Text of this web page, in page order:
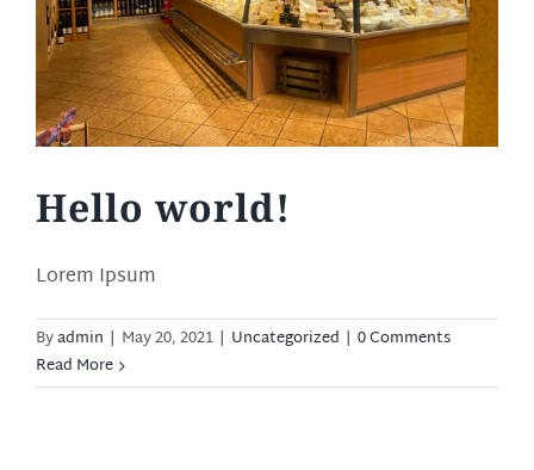
Hello world!
Lorem Ipsum
Byadmin | May 20, 2021 | Uncategorized | 0 Comments
Read More